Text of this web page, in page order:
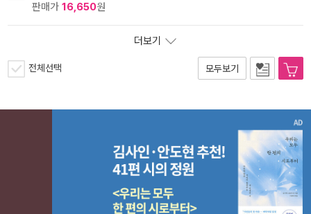
판매가 16,650원
더보기
전체선택 모두보기